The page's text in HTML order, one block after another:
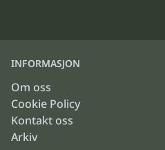
INFORMASJON
Om oss
Cookie Policy
Kontakt oss
Arkiv